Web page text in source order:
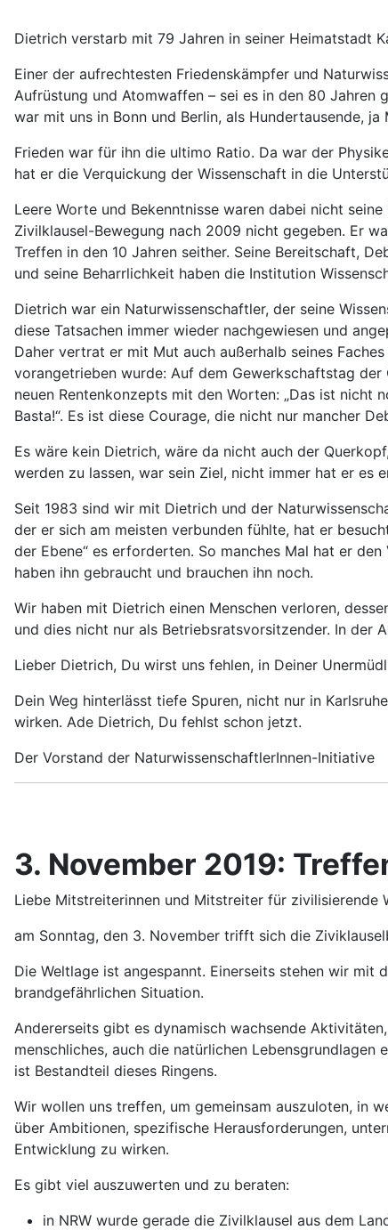
Dietrich verstarb mit 79 Jahren in seiner Heimatstadt
Einer der aufrechtesten Friedenskämpfer und
Aufrüstung und Atomwaffen – sei es in den 80 Jahren
war mit uns in Bonn und Berlin, als Hundertausende,
Frieden war für ihn die ultimo Ratio. Da war der
hat er die Verquickung der Wissenschaft in die
Leere Worte und Bekenntnisse waren dabei nicht
Zivilklausel-Bewegung nach 2009 nicht gegeben. Er
Treffen in den 10 Jahren seither. Seine Bereitschaft,
und seine Beharrlichkeit haben die Institution
Dietrich war ein Naturwissenschaftler, der seine
diese Tatsachen immer wieder nachgewiesen und
Daher vertrat er mit Mut auch außerhalb seines
vorangetrieben wurde: Auf dem Gewerkschaftstag
neuen Rentenkonzepts mit den Worten: „Das ist nicht
Basta!“. Es ist diese Courage, die nicht nur mancher
Es wäre kein Dietrich, wäre da nicht auch der
werden zu lassen, war sein Ziel, nicht immer hat er es
Seit 1983 sind wir mit Dietrich und der
der er sich am meisten verbunden fühlte, hat er
der Ebene“ es erforderten. So manches Mal hat er
haben ihn gebraucht und brauchen ihn noch.
Wir haben mit Dietrich einen Menschen verloren,
und dies nicht nur als Betriebsratsvorsitzender. In der
Lieber Dietrich, Du wirst uns fehlen, in Deiner
Dein Weg hinterlässt tiefe Spuren, nicht nur in
wirken. Ade Dietrich, Du fehlst schon jetzt.
Der Vorstand der NaturwissenschaftlerInnen-Initiative
3. November 2019:
Liebe Mitstreiterinnen und Mitstreiter für zivilisierende
am Sonntag, den 3. November trifft sich die
Die Weltlage ist angespannt. Einerseits stehen wir
brandgefährlichen Situation.
Andererseits gibt es dynamisch wachsende
menschliches, auch die natürlichen
ist Bestandteil dieses Ringens.
Wir wollen uns treffen, um gemeinsam auszuloten, in
über Ambitionen, spezifische Herausforderungen,
Entwicklung zu wirken.
Es gibt viel auszuwerten und zu beraten:
in NRW wurde gerade die Zivilklausel aus dem